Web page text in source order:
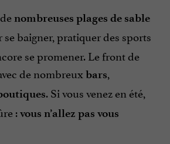
nombreuses plages de sable
se baigner, pratiquer des sports
se promener. Le front de
de nombreux bars,
. Si vous venez en été,
:vous n’allez pas vous